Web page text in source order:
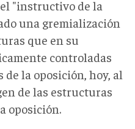
"instructivo de la
una gremialización
que en su
controladas
la oposición, hoy, al
de las estructuras
oposición.